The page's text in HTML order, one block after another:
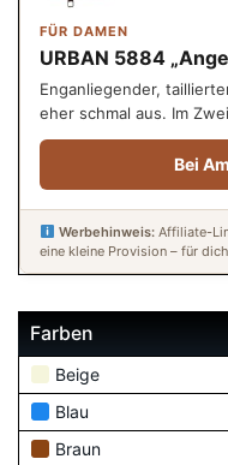
FÜR DAMEN
URBAN 5884
Enganliegender,
eher schmal aus. Im
Bei
Werbehinweis:Affiliate-
eine kleine Provision – für
Farben
Beige
Blau
Braun